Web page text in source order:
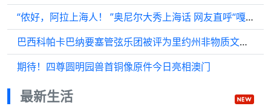
“侬好，阿拉上海人！ ”奥尼尔大秀上海话 网友直呼“嘎正宗”
巴西科帕卡巴纳要塞管弦乐团被评为里约州非物质文化遗产
期待！四尊圆明园兽首铜像原件今日亮相澳门
最新生活